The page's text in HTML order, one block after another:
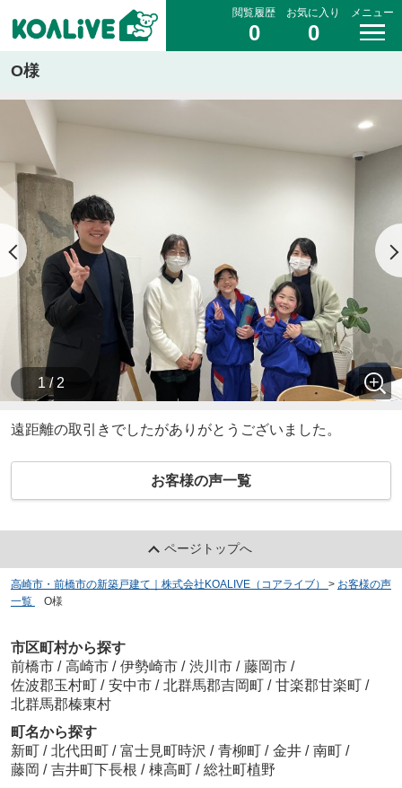
閲覧履歴
0
お気に入り
0
メニュー
O様
1 / 2
遠距離の取引きでしたがありがとうございました。
お客様の声一覧
ページトップへ
高崎市・前橋市の新築戸建て｜株式会社KOALIVE（コアライブ） > お客様の声
一覧
O様
市区町村から探す
前橋市 / 高崎市 / 伊勢崎市 / 渋川市 / 藤岡市 /
佐波郡玉村町 / 安中市 / 北群馬郡吉岡町 / 甘楽郡甘楽町 /
北群馬郡榛東村
町名から探す
新町 / 北代田町 / 富士見町時沢 / 青柳町 / 金井 / 南町 /
藤岡 / 吉井町下長根 / 棟高町 / 総社町植野